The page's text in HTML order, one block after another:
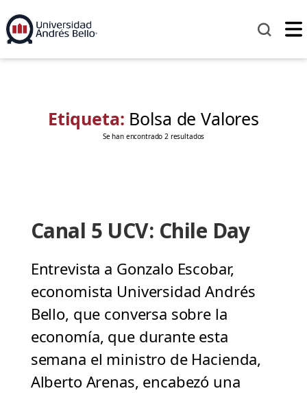
Etiqueta: Bolsa de Valores
Se han encontrado 2 resultados
Canal 5 UCV: Chile Day
Entrevista a Gonzalo Escobar,
economista Universidad Andrés
Bello, que conversa sobre la
economía, que durante esta
semana el ministro de Hacienda,
Alberto Arenas, encabezó una